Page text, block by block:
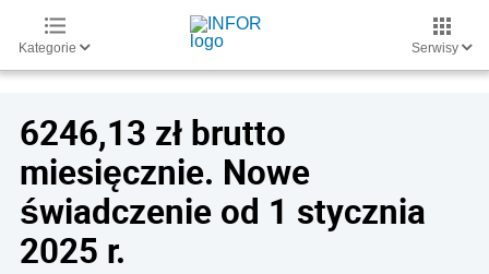
Kategorie Serwisy
6246,13 zł brutto
miesięcznie. Nowe
świadczenie od 1 stycznia
2025 r.